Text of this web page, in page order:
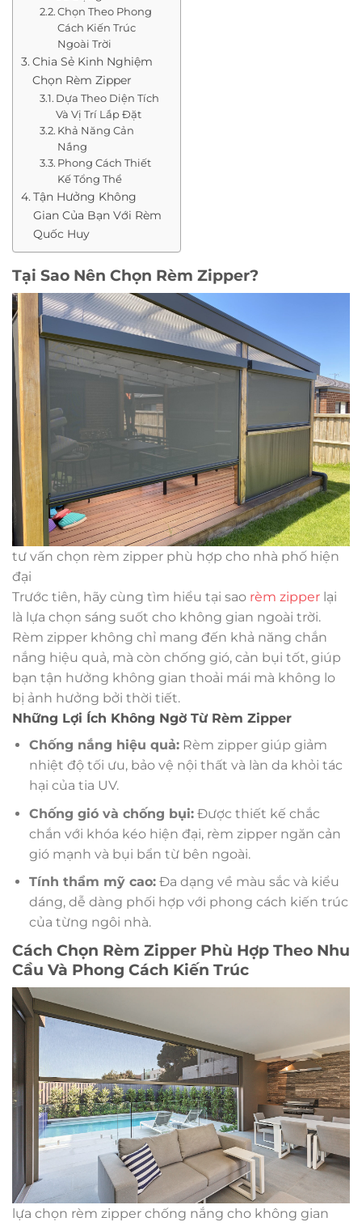
Chọn Theo Phong
Cách Kiến Trúc
Ngoài Trời
Chia Sẻ Kinh Nghiệm
Chọn Rèm Zipper
Dựa Theo Diện Tích
Và Vị Trí Lắp Đặt
Khả Năng Cản
Nắng
Phong Cách Thiết
Kế Tổng Thể
Tận Hưởng Không
Gian Của Bạn Với Rèm
Quốc Huy
Tại Sao Nên Chọn Rèm Zipper?
tư vấn chọn rèm zipper phù hợp cho nhà phố hiện
đại
Trước tiên, hãy cùng tìm hiểu tại sao rèm zipper lại
là lựa chọn sáng suốt cho không gian ngoài trời.
Rèm zipper không chỉ mang đến khả năng chắn
nắng hiệu quả, mà còn chống gió, cản bụi tốt, giúp
bạn tận hưởng không gian thoải mái mà không lo
bị ảnh hưởng bởi thời tiết.
Những Lợi Ích Không Ngờ Từ Rèm Zipper
Chống nắng hiệu quả:Rèm zipper giúp giảm
nhiệt độ tối ưu, bảo vệ nội thất và làn da khỏi tác
hại của tia UV.
Chống gió và chống bụi:Được thiết kế chắc
chắn với khóa kéo hiện đại, rèm zipper ngăn cản
gió mạnh và bụi bẩn từ bên ngoài.
Tính thẩm mỹ cao:Đa dạng về màu sắc và kiểu
dáng, dễ dàng phối hợp với phong cách kiến trúc
của từng ngôi nhà.
Cách Chọn Rèm Zipper Phù Hợp Theo Nhu
Cầu Và Phong Cách Kiến Trúc
lựa chọn rèm zipper chống nắng cho không gian